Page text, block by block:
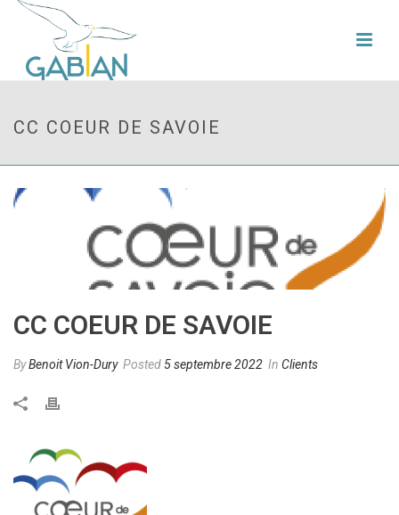
CC COEUR DE SAVOIE
CC COEUR DE SAVOIE
ByBenoit Vion-Dury Posted5 septembre 2022 In Clients